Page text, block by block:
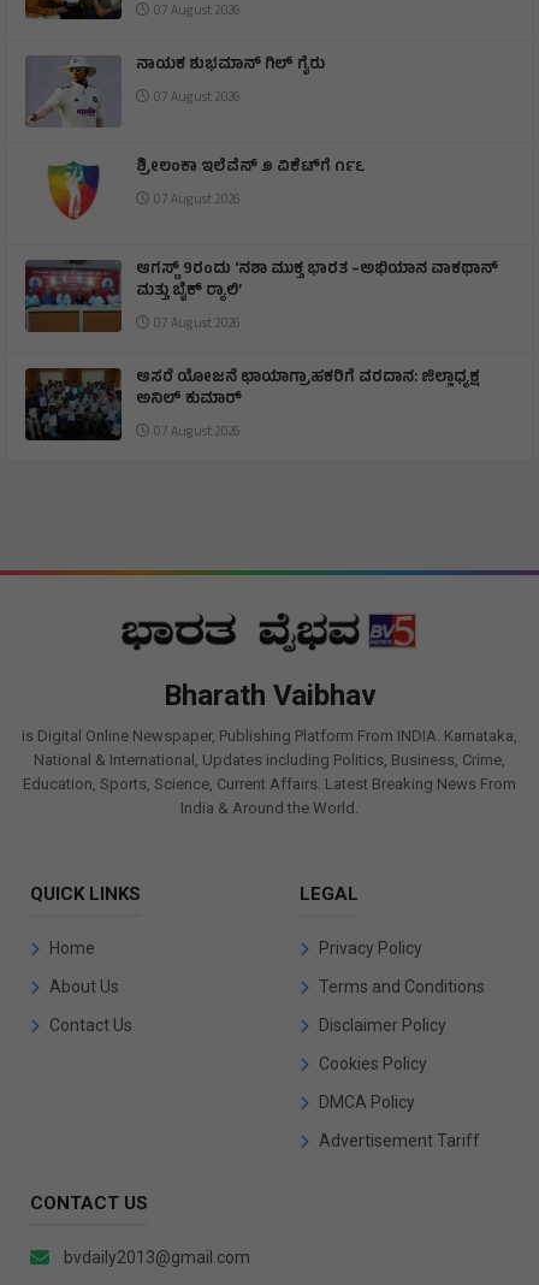
07 August 2026
ನಾಯಕ ಶುಭಮಾನ್ ಗಿಲ್ ಗೈರು
07 August 2026
ಶ್ರೀಲಂಕಾ ಇಲೆವೆನ್ ೨ ವಿಕೆಟ್‌ಗೆ ೧೯೬
07 August 2026
ಆಗಸ್ಟ್ 9ರಂದು ‘ನಶಾ ಮುಕ್ತ ಭಾರತ –ಅಭಿಯಾನ ವಾಕಥಾನ್
ಮತ್ತು ಬೈಕ್ ರ‍್ಯಾಲಿ’
07 August 2026
ಆಸರೆ ಯೋಜನೆ ಛಾಯಾಗ್ರಾಹಕರಿಗೆ ವರದಾನ: ಜಿಲ್ಲಾಧ್ಯಕ್ಷ
ಅನಿಲ್ ಕುಮಾರ್
07 August 2026
Bharath Vaibhav
is Digital Online Newspaper, Publishing Platform From INDIA. Karnataka,
National & International, Updates including Politics, Business, Crime,
Education, Sports, Science, Current Affairs. Latest Breaking News From
India & Around the World.
QUICK LINKS
Home
About Us
Contact Us
LEGAL
Privacy Policy
Terms and Conditions
Disclaimer Policy
Cookies Policy
DMCA Policy
Advertisement Tariff
CONTACT US
bvdaily2013@gmail.com